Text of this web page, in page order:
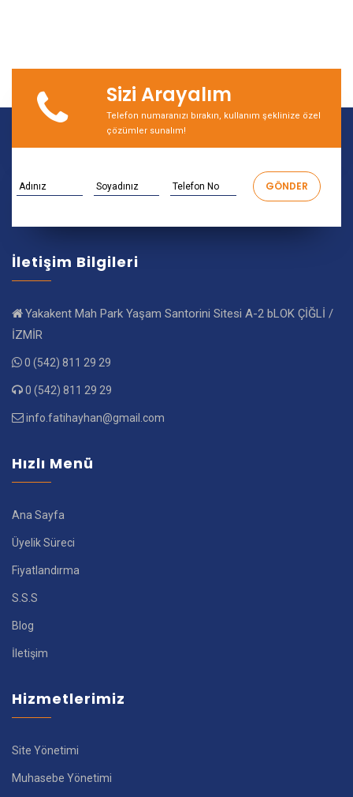
Sizi Arayalım
Telefon numaranızı bırakın, kullanım şeklinize özel
çözümler sunalım!
İletişim Bilgileri
Yakakent Mah Park Yaşam Santorini Sitesi A-2 bLOK ÇİĞLİ /
İZMİR
0 (542) 811 29 29
0 (542) 811 29 29
info.fatihayhan@gmail.com
Hızlı Menü
Ana Sayfa
Üyelik Süreci
Fiyatlandırma
S.S.S
Blog
İletişim
Hizmetlerimiz
Site Yönetimi
Muhasebe Yönetimi